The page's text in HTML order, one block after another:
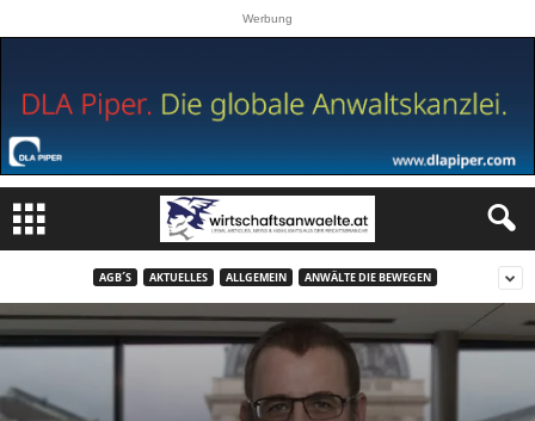
Werbung
AGB´S AKTUELLES ALLGEMEIN ANWÄLTE DIE BEWEGEN